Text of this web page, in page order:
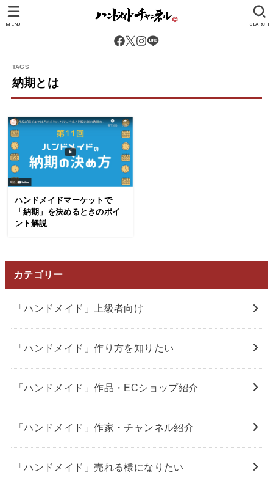
SEARCH
MENU
納期とは
ハンドメイドマーケットで
「納期」を決めるときのポイ
ント解説
カテゴリー
「ハンドメイド」上級者向け
「ハンドメイド」作り方を知りたい
「ハンドメイド」作品・ECショップ紹介
「ハンドメイド」作家・チャンネル紹介
「ハンドメイド」売れる様になりたい